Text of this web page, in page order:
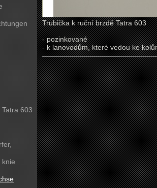
603
knie
Trubička k ruční brzdě Tatra 603
- pozinkované
- k lanovodům, které vedou ke